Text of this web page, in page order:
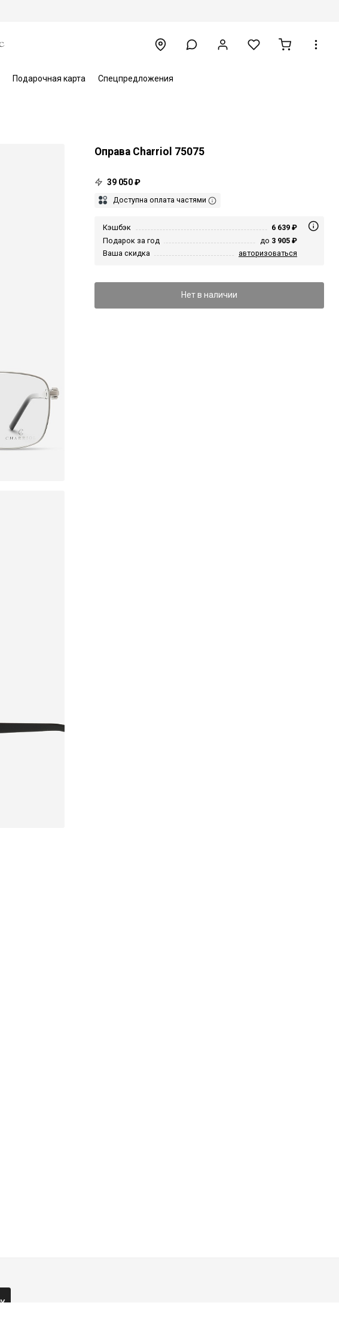
Подарочная карта Спецпредложения
Оправа Charriol 75075
39 050 ₽
Доступна оплата частями
Кэшбэк
6 639 ₽
Подарок за год
до 3 905 ₽
Ваша скидка
авторизоваться
Нет в наличии